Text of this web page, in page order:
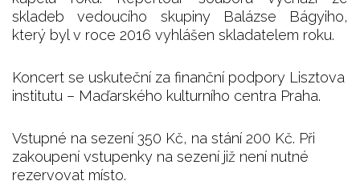
skladeb vedoucího skupiny Balázse Bágyiho,
který byl v roce 2016 vyhlášen skladatelem roku.
Koncert se uskuteční za finanční podpory Lisztova
institutu – Maďarského kulturního centra Praha.
Vstupné na sezení 350 Kč, na stání 200 Kč. Při
zakoupení vstupenky na sezení již není nutné
rezervovat místo.